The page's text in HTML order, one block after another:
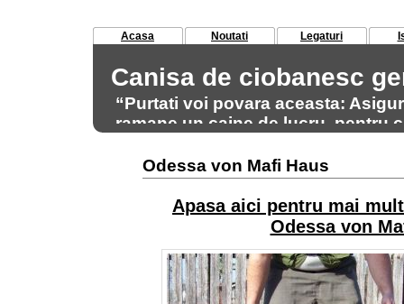
Acasa Noutati Legaturi
Canisa de ciobanesc
“Purtati voi povara aceasta:
ramane un caine de lucru, pentru
Odessa von Mafi Haus
Apasa aici pentru mai
Odessa von